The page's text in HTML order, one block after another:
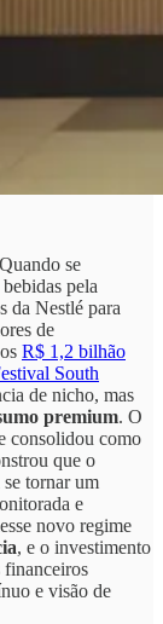
se
pela
da Nestlé para
de
R$ 1,2 bilhão
South
de nicho, mas
premium. O
consolidou como
que o
se tornar um
e
novo regime
, e o investimento
financeiros
e visão de